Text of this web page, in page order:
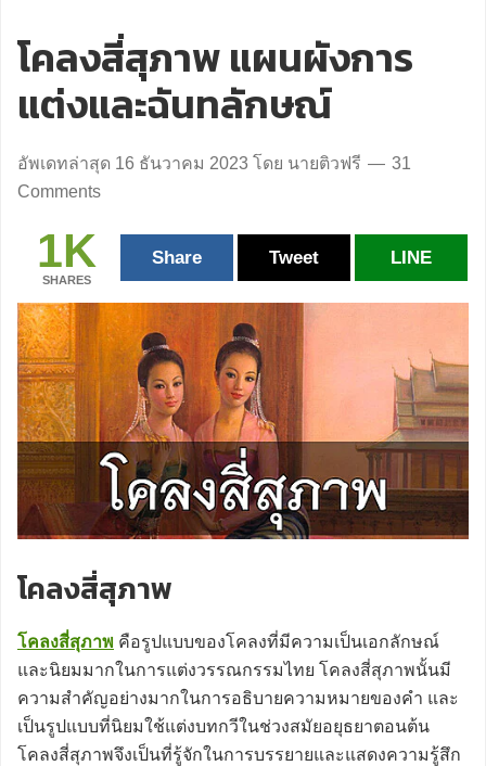
โคลงสี่สุภาพ แผนผังการ
แต่งและฉันทลักษณ์
อัพเดทล่าสุด 16 ธันวาคม 2023 โดย นายติวฟรี
31
Comments
1K
SHARES
Share Tweet LINE
โคลงสี่สุภาพ
โคลงสี่สุภาพ คือรูปแบบของโคลงที่มีความเป็นเอกลักษณ์
และนิยมมากในการแต่งวรรณกรรมไทย โคลงสี่สุภาพนั้นมี
ความสำคัญอย่างมากในการอธิบายความหมายของคำ และ
เป็นรูปแบบที่นิยมใช้แต่งบทกวีในช่วงสมัยอยุธยาตอนต้น
โคลงสี่สุภาพจึงเป็นที่รู้จักในการบรรยายและแสดงความรู้สึก